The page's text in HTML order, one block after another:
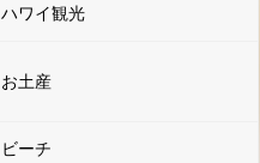
ハワイ観光
お土産
ビーチ